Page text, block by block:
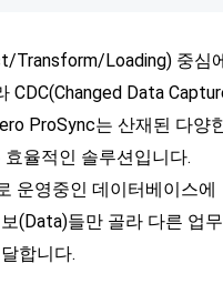
Transform/Loading) 중심
CDC(Changed Data
ProSync는 산재된 다양
율적인 솔루션입니다.
운영중인 데이터베이스에
(Data)들만 골라 다른 업무
합니다.